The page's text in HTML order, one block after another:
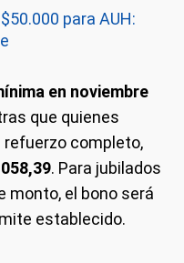
para AUH:
en noviembre
que quienes
refuerzo completo,
. Para jubilados
monto, el bono será
establecido.